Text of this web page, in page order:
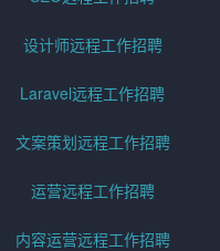
设计师远程工作招聘
Laravel远程工作招聘
文案策划远程工作招聘
运营远程工作招聘
内容运营远程工作招聘